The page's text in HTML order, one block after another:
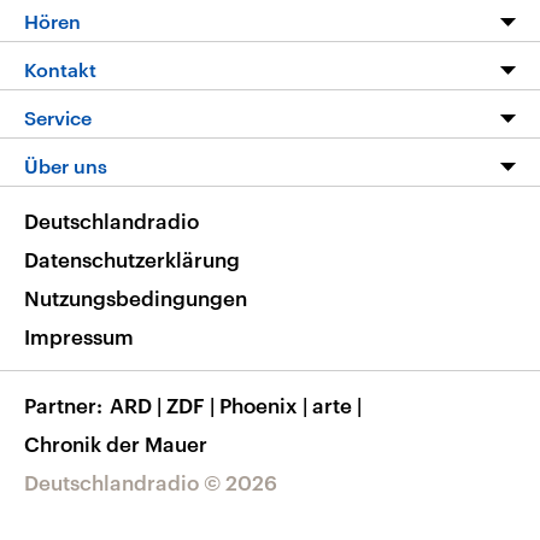
Programm
Die Nachrichten
Nachrichtenleicht
Neue Beiträge auf dlf.de
Hören
Livestream
Podcasts
Deutschlandfunk App
Nachrichten App
Frequenzen
Kontakt
Hörerservice
Service
FAQ
Veranstaltungen
Musikliste
RSS
Über uns
Barrierefreiheit
Deutschlandradio © 2026
Deutschlandradio
Datenschutzerklärung
Nutzungsbedingungen
Impressum
Partner ARD | ZDF | Phoenix | arte |
Chronik der Mauer